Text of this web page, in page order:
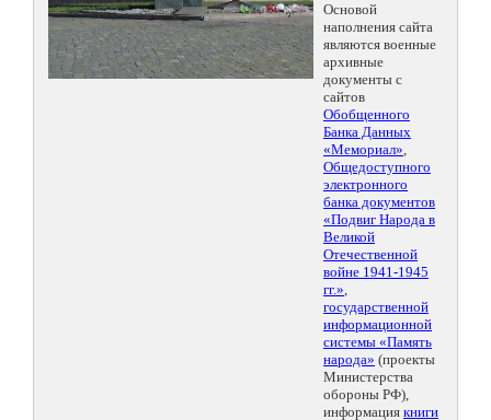
Основой
наполнения сайта
являются военные
архивные
документы с
сайтов
Обобщенного
Банка Данных
«Мемориал»,
Общедоступного
электронного
банка документов
«Подвиг Народа в
Великой
Отечественной
войне 1941-1945
гг.»,
государственной
информационной
системы «Память
народа» (проекты
Министерства
обороны РФ),
информация книги